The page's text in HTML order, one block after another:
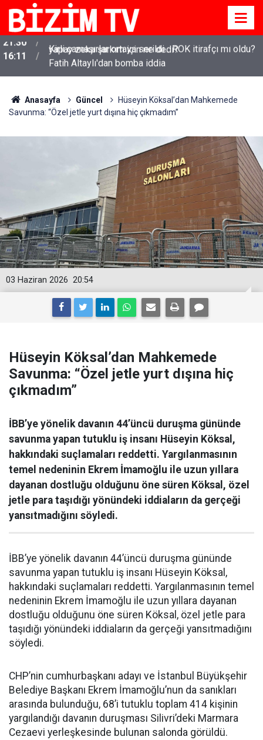
16:11
Kirli çamaşırlar ortaya serildi... ROK itirafçı mı oldu?
Fatih Altaylı'dan bomba iddia
Anasayfa Güncel
Hüseyin Köksal’dan Mahkemede
Savunma: “Özel jetle yurt dışına hiç çıkmadım”
20:54
03 Haziran 2026
Hüseyin Köksal’dan Mahkemede
Savunma: “Özel jetle yurt dışına hiç
çıkmadım”
İBB’ye yönelik davanın 44’üncü duruşma gününde
savunma yapan tutuklu iş insanı Hüseyin Köksal,
hakkındaki suçlamaları reddetti. Yargılanmasının
temel nedeninin Ekrem İmamoğlu ile uzun yıllara
dayanan dostluğu olduğunu öne süren Köksal, özel
jetle para taşıdığı yönündeki iddiaların da gerçeği
yansıtmadığını söyledi.
İBB’ye yönelik davanın 44’üncü duruşma gününde
savunma yapan tutuklu iş insanı Hüseyin Köksal,
hakkındaki suçlamaları reddetti. Yargılanmasının temel
nedeninin Ekrem İmamoğlu ile uzun yıllara dayanan
dostluğu olduğunu öne süren Köksal, özel jetle para
taşıdığı yönündeki iddiaların da gerçeği yansıtmadığını
söyledi.
CHP’nin cumhurbaşkanı adayı ve İstanbul Büyükşehir
Belediye Başkanı Ekrem İmamoğlu’nun da sanıkları
arasında bulunduğu, 68’i tutuklu toplam 414 kişinin
yargılandığı davanın duruşması Silivri’deki Marmara
Cezaevi yerleşkesinde bulunan salonda görüldü.